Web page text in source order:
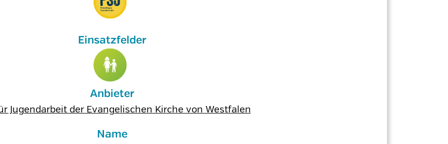
Anbieter
Jugendarbeit der Evangelischen Kirche von Westfalen
Name